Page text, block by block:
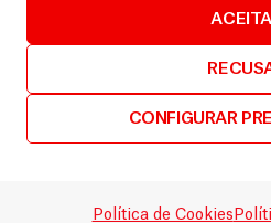
CONFIGURAR
Política de Cookies